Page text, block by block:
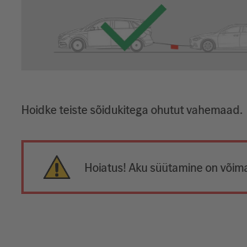
Hoidke teiste sõidukitega ohutut vahemaad.
Hoiatus! Aku süütamine on